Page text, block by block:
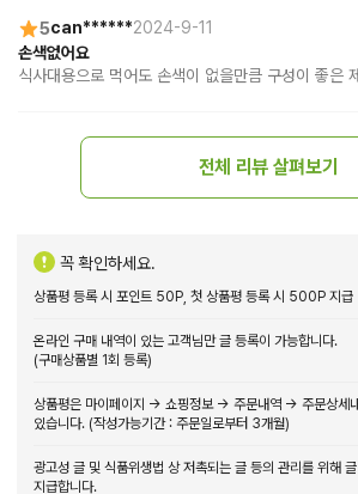
5can******2024-9-11
손색없어요
식사대용으로 먹어도 손색이 없을만큼 구성이 좋은
전체 리뷰 살펴보기
꼭 확인하세요.
상품평 등록 시 포인트 50P, 첫 상품평 등록 시 500P 지급
온라인 구매 내역이 있는 고객님만 글 등록이 가능합니다.
(구매상품별 1회 등록)
상품평은 마이페이지 → 쇼핑정보 → 주문내역 → 주문상세
있습니다. (작성가능기간 : 주문일로부터 3개월)
광고성 글 및 식품위생법 상 저촉되는 글 등의 관리를 위해
지급합니다.